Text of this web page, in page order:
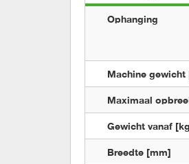
Ophanging
Machine gewicht
Maximaal
Gewicht vanaf
Breedte [mm]